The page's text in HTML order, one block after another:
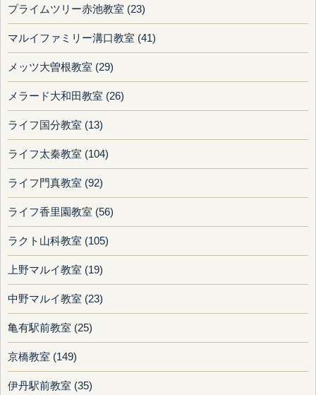
プライムツリー赤池教室 (23)
マルイファミリー溝口教室 (41)
メッツ大曽根教室 (29)
メラード大和田教室 (26)
ライフ国分教室 (13)
ライフ太秦教室 (104)
ライフ門真教室 (92)
ライフ香里園教室 (56)
ラクト山科教室 (105)
上野マルイ教室 (19)
中野マルイ教室 (23)
亀有駅前教室 (25)
京橋教室 (149)
伊丹駅前教室 (35)